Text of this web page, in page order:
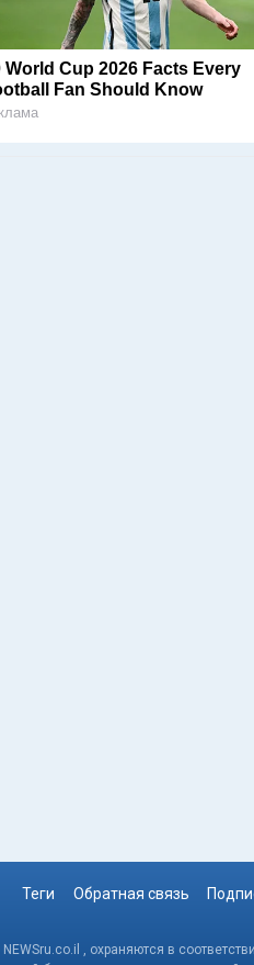
World Cup 2026 Facts Every
Fan Should Know
Теги Обратная связь
, охраняются в